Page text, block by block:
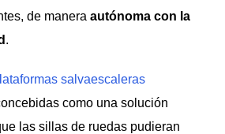
de manera autónoma con la
.
salvaescaleras
como una solución
las sillas de ruedas pudieran